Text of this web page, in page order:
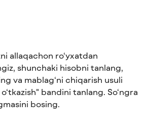
allaqachon ro‘yxatdan
shunchaki hisobni tanlang,
va mablag‘ni chiqarish usuli
bandini tanlang. So‘ngra
bosing.